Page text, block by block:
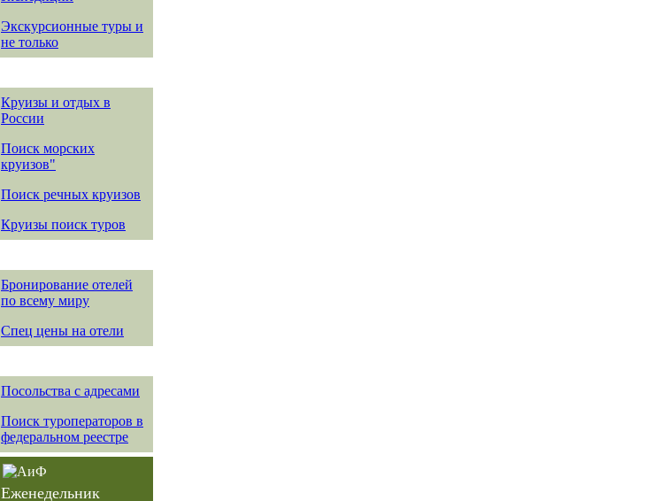
Экскурсионные туры и
не только
Круизы и отдых в
России
Поиск морских
круизов"
Поиск речных круизов
Круизы поиск туров
Бронирование отелей
по всему миру
Спец цены на отели
Посольства с адресами
Поиск туроператоров в
федеральном реестре
Еженедельник